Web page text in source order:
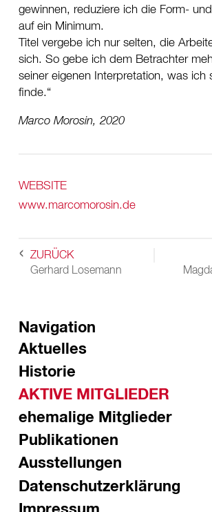
gewinnen, reduziere ich die Form-
auf ein Minimum.
Titel vergebe ich nur selten, die
sich. So gebe ich dem Betrachter
seiner eigenen Interpretation, was ich
finde.
Marco Morosin, 2020
WEBSITE
www.marcomorosin.de
ZURÜCK
Gerhard Losemann
Navigation
Aktuelles
Historie
AKTIVE MITGLIEDER
ehemalige Mitglieder
Publikationen
Ausstellungen
Datenschutzerklärung